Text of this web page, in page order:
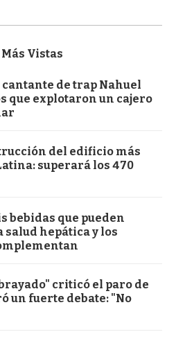
Más Vistas
de trap Nahuel
que explotaron un cajero
del edificio más
superará los 470
bebidas que pueden
salud hepática y los
criticó el paro de
un fuerte debate: "No